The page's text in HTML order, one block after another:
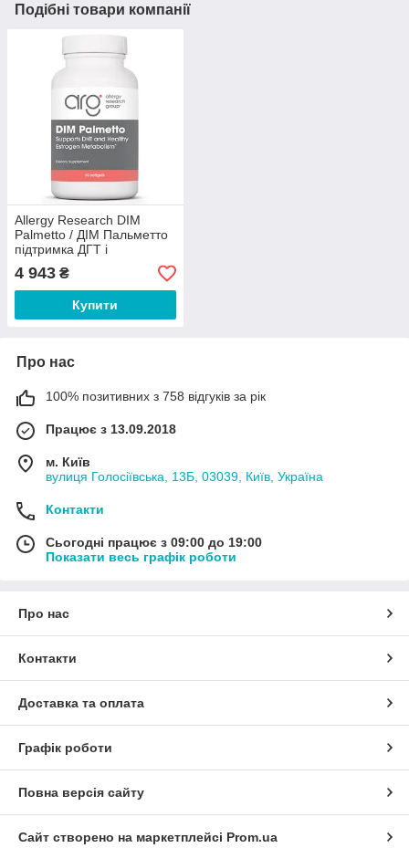
Подібні товари компанії
Allergy Research DIM
Palmetto / ДІМ Пальметто
підтримка ДГТ і
метаболізм естрогену 60
капсул
4 943 ₴
Купити
Про нас
100% позитивних з 758 відгуків за рік
Працює з 13.09.2018
м. Київ
вулиця Голосіївська, 13Б, 03039, Київ, Україна
Контакти
Сьогодні працює з 09:00 до 19:00
Показати весь графік роботи
Про нас
Контакти
Доставка та оплата
Графік роботи
Повна версія сайту
Сайт створено на маркетплейсі Prom.ua